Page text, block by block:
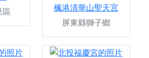
區
楓港清華山聖天宮
屏東縣獅子鄉